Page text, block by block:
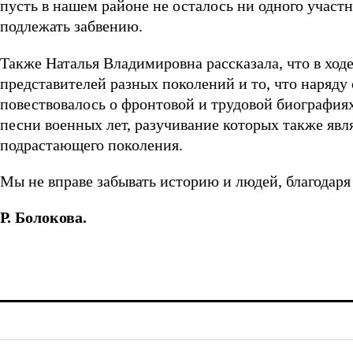
пусть в нашем районе не осталось ни одного
подлежать забвению.
Также Наталья Владимировна рассказала, что в
представителей разных поколений и то, что
повествовалось о фронтовой и трудовой
песни военных лет, разучивание которых также
подрастающего поколения.
Мы не вправе забывать историю и людей,
Р. Болокова.